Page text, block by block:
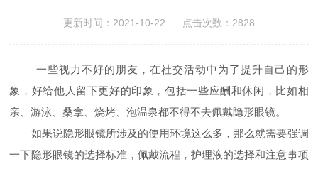
更新时间：2021-10-22 点击次数：2828
一些视力不好的朋友，在社交活动中为了提升自己的形
象，好给他人留下更好的印象，包括一些应酬和休闲，比如相
亲、游泳、桑拿、烧烤、泡温泉都不得不去佩戴隐形眼镜。
如果说隐形眼镜所涉及的使用环境这么多，那么就需要强调
一下隐形眼镜的选择标准，佩戴流程，护理液的选择和注意事项